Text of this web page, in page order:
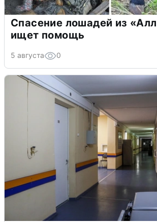
Спасение лошадей из
ищет помощь
5 августа 0